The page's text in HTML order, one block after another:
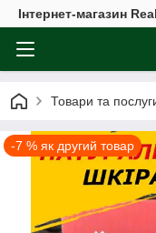
Інтернет-магазин
Товари та
-7 % як другий товар